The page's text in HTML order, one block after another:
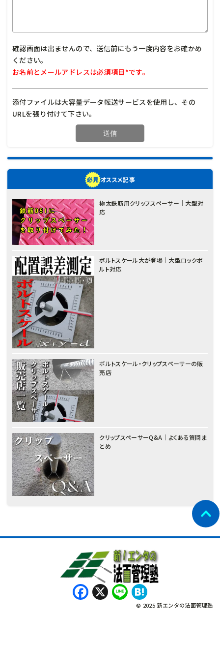
確認画面は出ませんので、送信前にもう一度内容をお確かめ
ください。
お名前とメールアドレスは必須項目*です。
添付ファイルは大容量データ転送サービスを使用し、その
URLを張り付けて下さい。
オススメ記事
極太鉄筋用クリップスペーサー｜大型対
応
ボルトスケール大が登場｜大型ロックボ
ルト対応
ボルトスケール・クリップスペーサーの販
売店
クリップスペーサーQ&A｜よくある質問ま
とめ
Facebook
X Line
© 2025 新エンタの法面管理塾